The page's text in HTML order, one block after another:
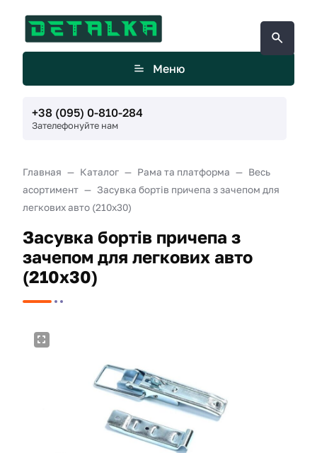
Меню
+38 (095) 0-810-284
Зателефонуйте нам
Главная Каталог Рама та платформа
Весь
асортимент
Засувка бортів причепа з зачепом для
легкових авто (210х30)
Засувка бортів причепа з
зачепом для легкових авто
(210х30)